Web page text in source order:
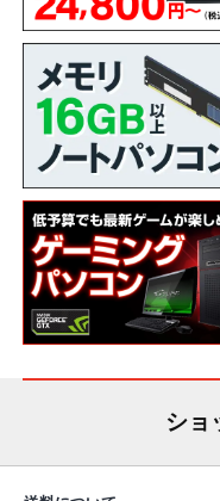
ショ